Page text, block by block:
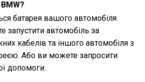
батарея вашого автомобіля
запустити автомобіль за
кабелів та іншого автомобіля з
Або ви можете запросити
допомоги.